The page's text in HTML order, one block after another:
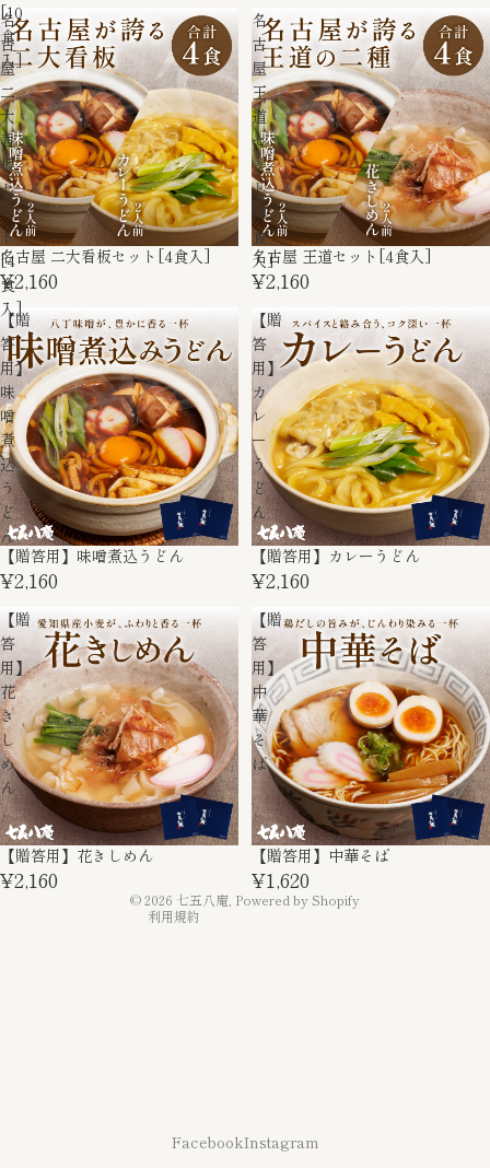
[10
食
入]
名
古
屋
二
大
看
板
セ
ッ
ト
[4
食
入]
名古屋 二大看板セット[4食入]
¥2,160
名
古
屋
王
道
セ
ッ
ト
[4
食
入]
名古屋 王道セット[4食入]
¥2,160
【贈
答
用】
味
噌
煮
込
う
ど
ん
【贈答用】味噌煮込うどん
¥2,160
【贈
答
用】
カ
レ
ー
う
ど
ん
【贈答用】カレーうどん
¥2,160
【贈
答
用】
花
き
し
め
ん
【贈答用】花きしめん
¥2,160
【贈
答
用】
中
華
そ
ば
【贈答用】中華そば
¥1,620
© 2026 七五八庵 , Powered by Shopify
利用規約
プライバシーポリシー
特定商取引法に基づく表記
配送ポリシー
返金ポリシー
利用規約
FacebookInstagram